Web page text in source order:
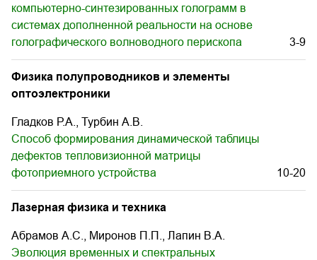
компьютерно-синтезированных голограмм в
системах дополненной реальности на основе
голографического волноводного перископа
3-9
Физика полупроводников и элементы
оптоэлектроники
Гладков Р.А., Турбин А.В.
Способ формирования динамической таблицы
дефектов тепловизионной матрицы
фотоприемного устройства
10-20
Лазерная физика и техника
Абрамов А.С., Миронов П.П., Лапин В.А.
Эволюция временных и спектральных